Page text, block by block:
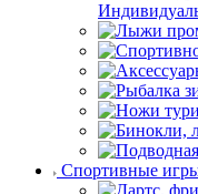
Спортивные